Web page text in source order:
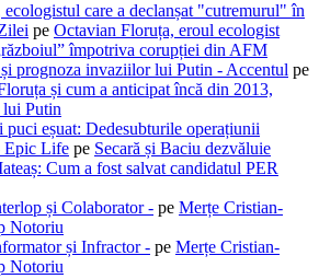
care a declanșat "cutremurul" în
pe Octavian Floruța, eroul ecologist
împotriva corupției din AFM
prognoza invaziilor lui Putin - Accentul pe
și cum a anticipat încă din 2013,
Putin
eșuat: Dedesubturile operațiunii
Epic Life pe Secară și Baciu dezvăluie
Cum a fost salvat candidatul PER
și Colaborator - pe Merțe Cristian-
Notoriu
și Infractor - pe Merțe Cristian-
Notoriu